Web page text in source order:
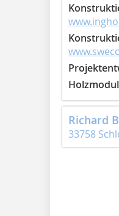
Richard
33758